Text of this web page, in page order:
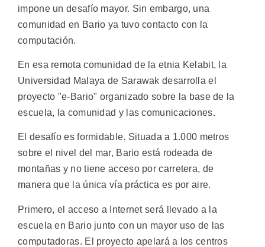
impone un desafío mayor. Sin embargo, una
comunidad en Bario ya tuvo contacto con la
computación.
En esa remota comunidad de la etnia Kelabit, la
Universidad Malaya de Sarawak desarrolla el
proyecto "e-Bario" organizado sobre la base de la
escuela, la comunidad y las comunicaciones.
El desafío es formidable. Situada a 1.000 metros
sobre el nivel del mar, Bario está rodeada de
montañas y no tiene acceso por carretera, de
manera que la única vía práctica es por aire.
Primero, el acceso a Internet será llevado a la
escuela en Bario junto con un mayor uso de las
computadoras. El proyecto apelará a los centros